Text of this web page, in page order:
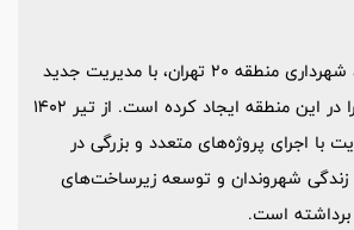
به گزارش روابط گستر، شهرداری منطقه 20 تهران، با مدیریت جدید
خود، تحولی چشمگیر را در این منطقه ایجاد کرده است. از تیر 1402
مدیریت با اجرای پروژه‌های متعدد و بزرگی در
زندگی شهروندان و توسعه زیرساخت‌های
است.